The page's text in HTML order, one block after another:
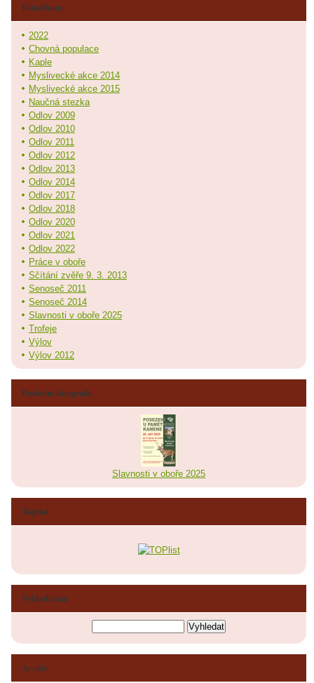
Fotoalbum
2022
Chovná populace
Kaple
Myslivecké akce 2014
Myslivecké akce 2015
Naučná stezka
Odlov 2009
Odlov 2010
Odlov 2011
Odlov 2012
Odlov 2013
Odlov 2014
Odlov 2017
Odlov 2018
Odlov 2020
Odlov 2021
Odlov 2022
Práce v oboře
Sčítání zvěře 9. 3. 2013
Senoseč 2011
Senoseč 2014
Slavnosti v oboře 2025
Trofeje
Výlov
Výlov 2012
Poslední fotografie
Slavnosti v oboře 2025
Toplist
Vyhledávání
Archiv